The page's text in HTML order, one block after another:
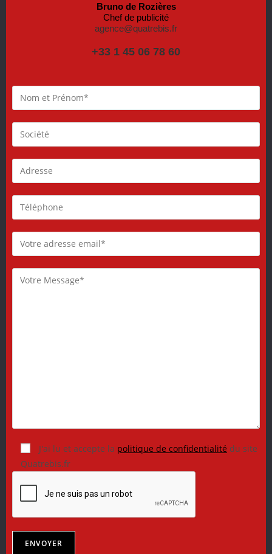
Bruno de Rozières
Chef de publicité
agence@quatrebis.fr
+33 1 45 06 78 60
J'ai lu et accepte la politique de confidentialité du site
Quatrebis.fr